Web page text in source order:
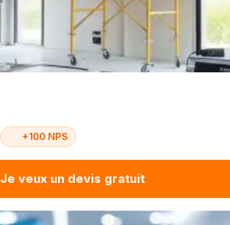
+100 NPS
Je veux un devis gratuit